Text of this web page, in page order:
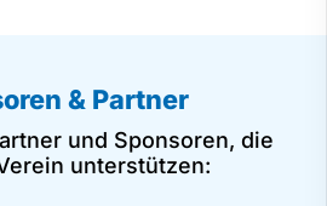
& Partner
und Sponsoren, die
unterstützen: